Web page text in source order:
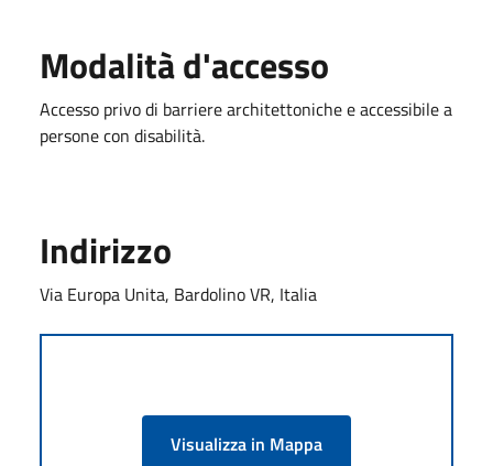
Modalità d'accesso
Accesso privo di barriere architettoniche e accessibile a
persone con disabilità.
Indirizzo
Via Europa Unita, Bardolino VR, Italia
Visualizza in Mappa